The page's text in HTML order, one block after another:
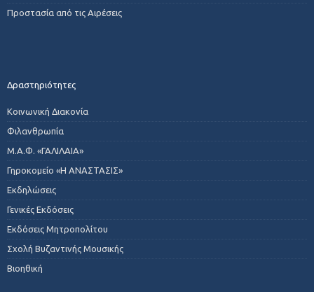
Προστασία από τις Αιρέσεις
Δραστηριότητες
Κοινωνική Διακονία
Φιλανθρωπία
Μ.Α.Φ. «ΓΑΛΙΛΑΙΑ»
Γηροκομείο «Η ΑΝΑΣΤΑΣΙΣ»
Εκδηλώσεις
Γενικές Εκδόσεις
Εκδόσεις Μητροπολίτου
Σχολή Βυζαντινής Μουσικής
Βιοηθική